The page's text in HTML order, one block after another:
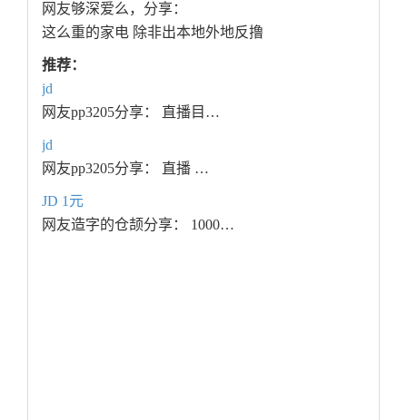
网友够深爱么，分享：
这么重的家电 除非出本地外地反撸
推荐：
jd
网友pp3205分享： 直播目…
jd
网友pp3205分享： 直播 …
JD 1元
网友造字的仓颉分享： 1000…